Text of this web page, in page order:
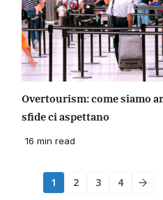
Overtourism: come siamo
sfide ci aspettano
16 min read
1 2 3 4